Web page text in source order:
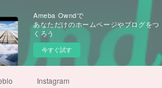
Ameba Owndで
あなただけのホームページやブログをつ
くろう
今すぐ試す
Instagram